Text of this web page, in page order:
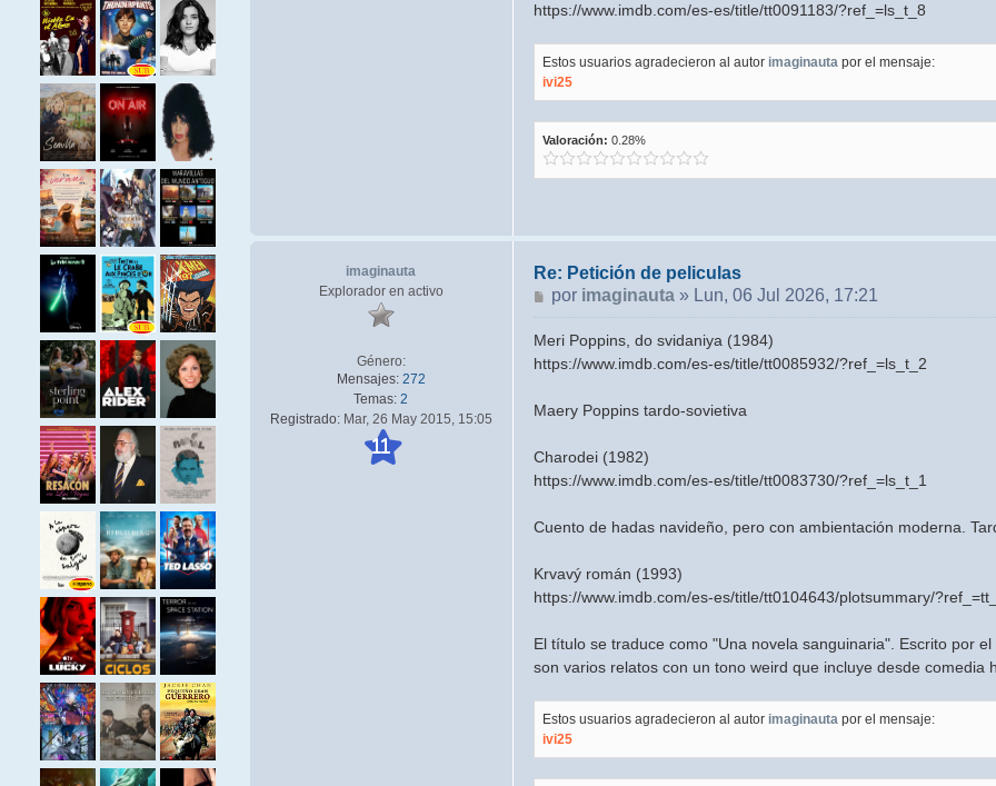
https://www.imdb.com/es-es/title/tt0091183/?ref_=ls_t_8
Estos usuarios agradecieron al autor imaginautapor el mensaje:
ivi25
Valoración: 0.28%
imaginauta
Explorador en activo
Género:
Mensajes: 272
Temas: 2
Registrado:Mar, 26 May 2015, 15:05
11
Re: Petición de peliculas
Mensaje
por imaginauta » Lun, 06 Jul 2026, 17:21
Meri Poppins, do svidaniya (1984)
https://www.imdb.com/es-es/title/tt0085932/?ref_=ls_t_2
Maery Poppins tardo-sovietiva
Charodei (1982)
https://www.imdb.com/es-es/title/tt0083730/?ref_=ls_t_1
Cuento de hadas navideño, pero con ambientación moderna.
Krvavý román (1993)
https://www.imdb.com/es-es/title/tt0104643/plotsummary/
El título se traduce como "Una novela sanguinaria". Escrito por
son varios relatos con un tono weird que incluye desde comedia
Estos usuarios agradecieron al autor imaginautapor el mensaje:
ivi25